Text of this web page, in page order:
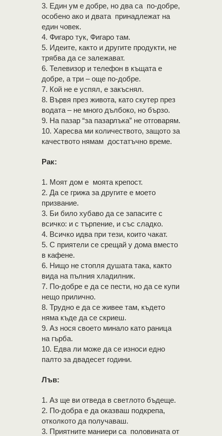
3. Един ум е добре, но два са по-добре,
особено ако и двата принадлежат на
един човек.
4. Фигаро тук, Фигаро там.
5. Идеите, както и другите продукти, не
трябва да се залежават.
6. Телевизор и телефон в къщата е
добре, а три – още по-добре.
7. Кой не е успял, е закъснял.
8. Вървя през живота, като скутер през
водата – не много дълбоко, но бързо.
9. На пазар “за пазарлъка” не отговарям.
10. Харесва ми количеството, защото за
качеството нямам достатъчно време.
Рак:
1. Моят дом е моята крепост.
2. Да се грижа за другите е моето
призвание.
3. Би било хубаво да се запасите с
всичко: и с търпение, и със сладко.
4. Всичко идва при тези, които чакат.
5. С приятели се срещай у дома вместо
в кафене.
6. Нищо не стопля душата така, както
вида на пълния хладилник.
7. По-добре е да се пести, но да се купи
нещо прилично.
8. Трудно е да се живее там, където
няма къде да се скриеш.
9. Аз нося своето минало като раница
на гърба.
10. Едва ли може да се износи едно
палто за двадесет години.
Лъв:
1. Аз ще ви отведа в светлото бъдеще.
2. По-добра е да оказваш подкрепа,
отколкото да получаваш.
3. Приятните маниери са половината от